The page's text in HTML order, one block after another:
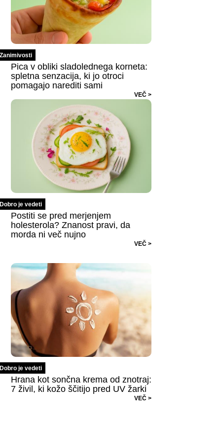
Zanimivosti
Pica v obliki sladolednega korneta:
spletna senzacija, ki jo otroci
pomagajo narediti sami
VEČ >
Dobro je vedeti
Postiti se pred merjenjem
holesterola? Znanost pravi, da
morda ni več nujno
VEČ >
Dobro je vedeti
Hrana kot sončna krema od znotraj:
7 živil, ki kožo ščitijo pred UV žarki
VEČ >